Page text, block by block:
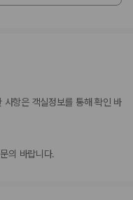
린이 KRW 8000(대략적인 금
습니다. 요금 및 보증금은 세전
사항은 객실정보를 통해 확인 바
의 바랍니다.